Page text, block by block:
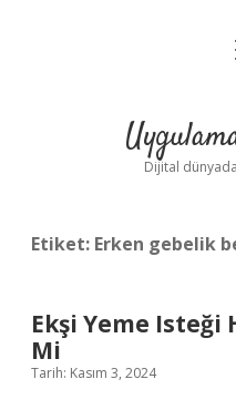
Dijital
Etiket: Erken gebelik
Ekşi Yeme
Mi
Tarih: Kasım 3, 2024